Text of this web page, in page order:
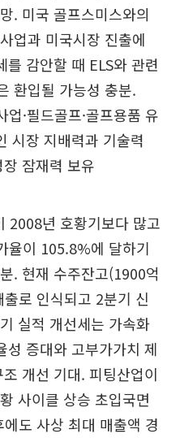
. 미국 골프스미스와의
업과 미국시장 진출에
감안할 때 ELS와 관련
환입될 가능성 충분.
·필드골프·골프용품 유
시장 지배력과 기술력
잠재력 보유
년 호황기보다 많고
율이 105.8%에 달하기
. 현재 수주잔고(1900억
로 인식되고 2분기 신
실적 개선세는 가속화
성 증대와 고부가가치 제
개선 기대. 피팅산업이
사이클 상승 초입국면
도 사상 최대 매출액 경